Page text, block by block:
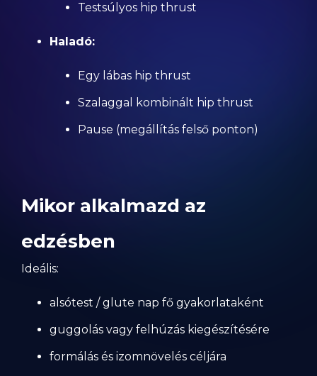
Testsúlyos hip thrust
Haladó:
Egy lábas hip thrust
Szalaggal kombinált hip thrust
Pause (megállítás felső ponton)
Mikor alkalmazd az
edzésben
Ideális:
alsótest / glute nap fő gyakorlataként
guggolás vagy felhúzás kiegészítésére
formálás és izomnövelés céljára